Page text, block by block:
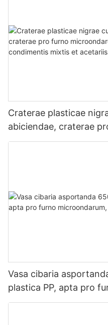
Craterae plasticae
abiciendae, craterae
idoneae, craterae pro
Vasa cibaria
plastica PP, apta pro
operculis.